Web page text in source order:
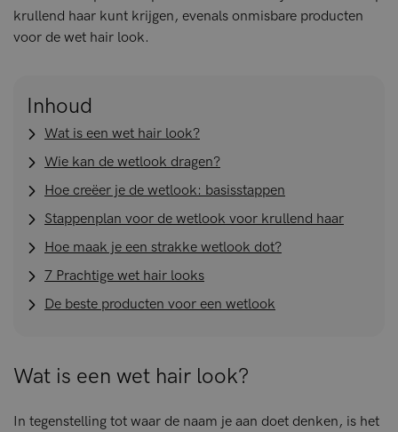
krullend haar kunt krijgen, evenals onmisbare producten
voor de wet hair look.
Inhoud
Wat is een wet hair look?
Wie kan de wetlook dragen?
Hoe creëer je de wetlook: basisstappen
Stappenplan voor de wetlook voor krullend haar
Hoe maak je een strakke wetlook dot?
7 Prachtige wet hair looks
De beste producten voor een wetlook
Wat is een wet hair look?
In tegenstelling tot waar de naam je aan doet denken, is het